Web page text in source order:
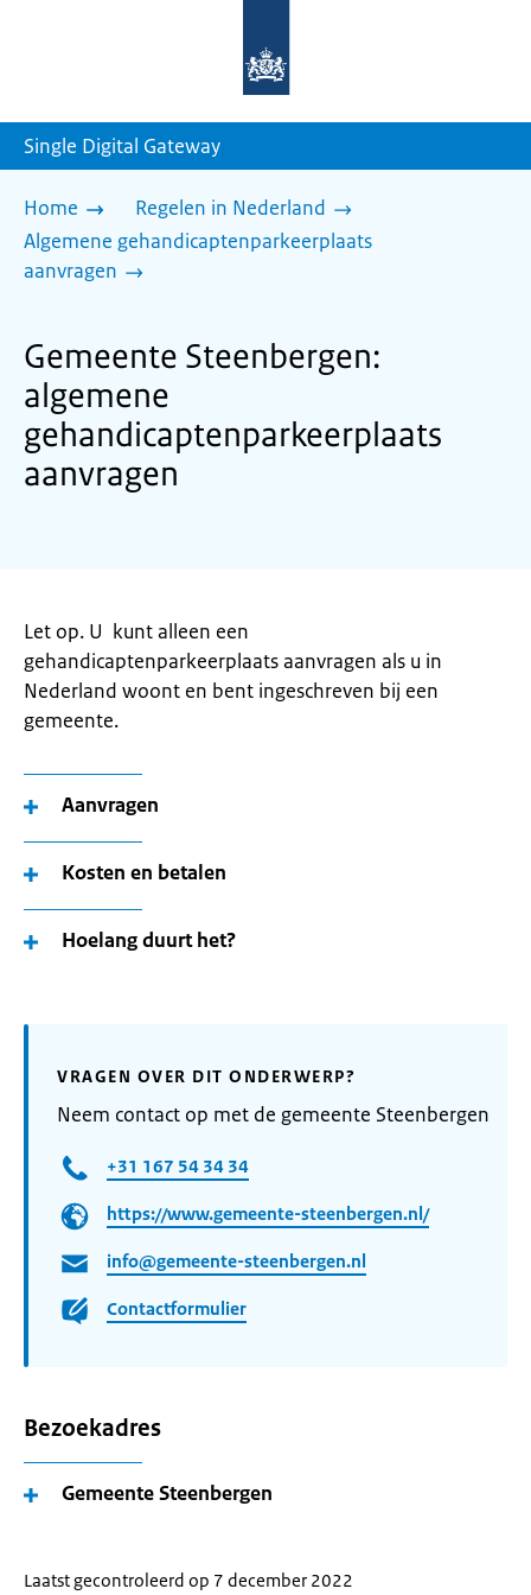
homepage
Single Digital Gateway
Home
Regelen in Nederland
Algemene gehandicaptenparkeerplaats
aanvragen
Gemeente Steenbergen:
algemene
gehandicaptenparkeerplaats
aanvragen
Let op. U kunt alleen een
gehandicaptenparkeerplaats aanvragen als u in
Nederland woont en bent ingeschreven bij een
gemeente.
Aanvragen
Kosten en betalen
Hoelang duurt het?
VRAGEN OVER DIT ONDERWERP?
Neem contact op met de gemeente Steenbergen
+31 167 54 34 34
https://www.gemeente-steenbergen.nl/
info@gemeente-steenbergen.nl
Contactformulier
Bezoekadres
Gemeente Steenbergen
Laatst gecontroleerd op 7 december 2022